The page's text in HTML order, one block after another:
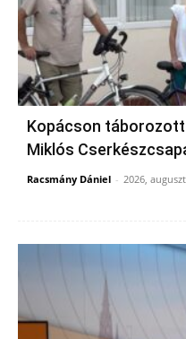
Kopácson
Miklós
Racsmány Dániel - 2026,